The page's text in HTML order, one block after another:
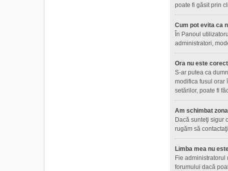
poate fi găsit prin
Cum pot evita ca
În Panoul
administratori,
Ora nu este
S-ar putea ca
modifica fusul orar
setărilor, poate fi
Am schimbat
Dacă sunteţi sigur
rugăm să
Limba mea nu
Fie
forumului dacă